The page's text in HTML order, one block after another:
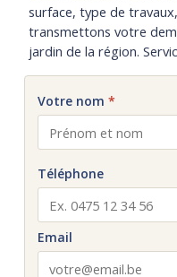
surface, type de
transmettons votre
jardin de la région.
Votre nom*
Téléphone
Email